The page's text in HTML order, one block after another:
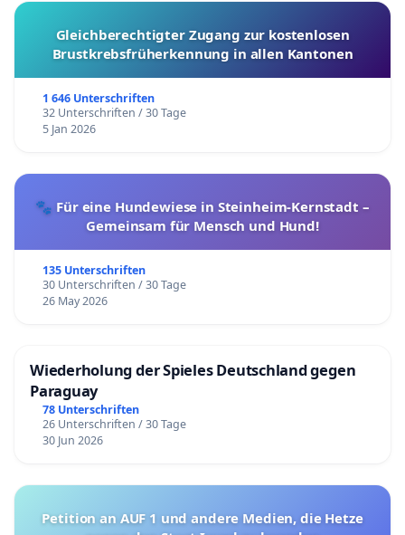
Gleichberechtigter Zugang zur kostenlosen
Brustkrebsfrüherkennung in allen Kantonen
1 646 Unterschriften
32 Unterschriften / 30 Tage
5 Jan 2026
🐾 Für eine Hundewiese in Steinheim-Kernstadt –
Gemeinsam für Mensch und Hund!
135 Unterschriften
30 Unterschriften / 30 Tage
26 May 2026
Wiederholung der Spieles Deutschland gegen
Paraguay
78 Unterschriften
26 Unterschriften / 30 Tage
30 Jun 2026
Petition an AUF 1 und andere Medien, die Hetze